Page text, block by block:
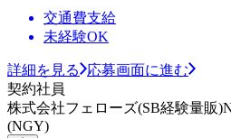
交通費支給
未経験OK
詳細を見る
応募画面に進む
契約社員
株式会社フェローズ(SB経験量販
(NGY)